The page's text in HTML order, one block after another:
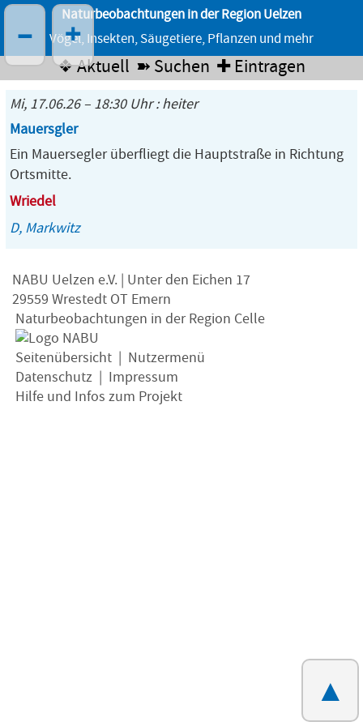
Naturbeobachtungen in der Region Uelzen
Vögel, Insekten, Säugetiere, Pflanzen und mehr
❖ Aktuell ➽ Suchen ✚ Eintragen
Mi, 17.06.26 – 18:30 Uhr : heiter
Mauersgler
Ein Mauersegler überfliegt die Hauptstraße in Richtung
Ortsmitte.
Wriedel
D, Markwitz
NABU Uelzen e.V. | Unter den Eichen 17
29559 Wrestedt OT Emern
Naturbeobachtungen in der Region Celle
Seitenübersicht
Nutzermenü
Datenschutz
Impressum
Hilfe und Infos zum Projekt
▲
– +